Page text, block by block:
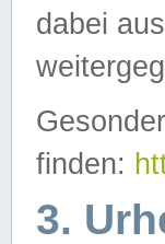
dabei
finden:
3.